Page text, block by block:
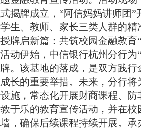
式揭牌成立，“阿信妈妈讲师团
学生、教师、家长三类人群的精
授牌启新篇：共筑校园金融教育
活动伊始，中信银行杭州分行为
牌。该基地的落成，是双方践
成长的重要举措。未来，分行
设施，常态化开展财商课程、
教于乐的教育宣传活动，并在
墙，确保后续课程持续开展。